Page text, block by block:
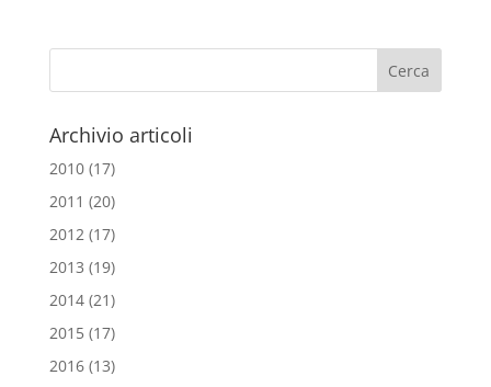
b
o
k
t
e
l
s
A
Archivio articoli
2010(17)
2011 (20)
2012(17)
2013 (19)
2014(21)
2015(17)
2016(13)